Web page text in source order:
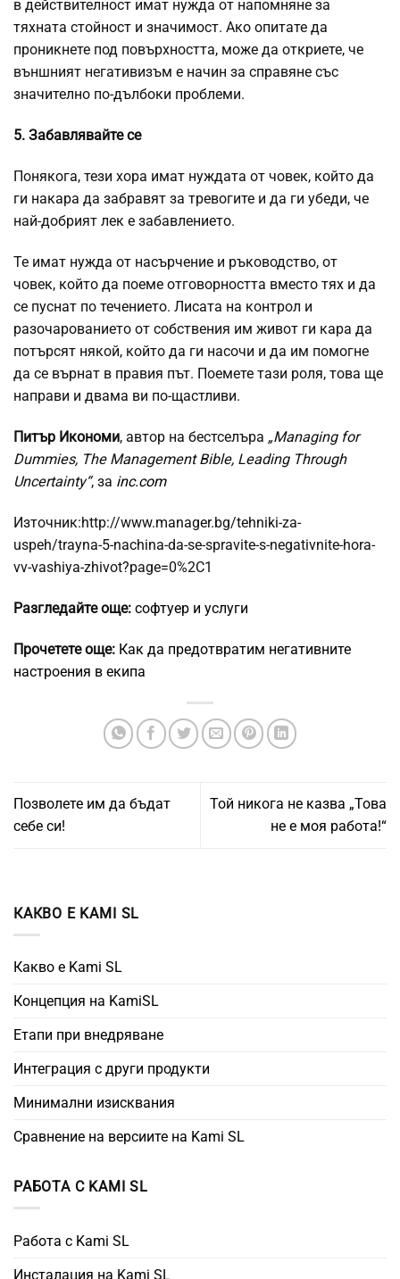
в действителност имат нужда от напомняне за
тяхната стойност и значимост. Ако опитате да
проникнете под повърхността, може да откриете, че
външният негативизъм е начин за справяне със
значително по-дълбоки проблеми.
5. Забавлявайте се
Понякога, тези хора имат нуждата от човек, който да
ги накара да забравят за тревогите и да ги убеди, че
най-добрият лек е забавлението.
Те имат нужда от насърчение и ръководство, от
човек, който да поеме отговорността вместо тях и да
се пуснат по течението. Лисата на контрол и
разочарованието от собствения им живот ги кара да
потърсят някой, който да ги насочи и да им помогне
да се върнат в правия път. Поемете тази роля, това ще
направи и двама ви по-щастливи.
Питър Икономи, автор на бестселъра „Managing for
Dummies, The Management Bible, Leading Through
Uncertainty“, за inc.com
Източник:http://www.manager.bg/tehniki-za-
uspeh/trayna-5-nachina-da-se-spravite-s-negativnite-hora-
vv-vashiya-zhivot?page=0%2C1
Разгледайте още: софтуер и услуги
Прочетете още: Как да предотвратим негативните
настроения в екипа
Позволете им да бъдат
себе си!
Той никога не казва „Това
не е моя работа!“
КАКВО Е KAMI SL
Какво е Kami SL
Концепция на KamiSL
Етапи при внедряване
Интеграция с други продукти
Минимални изисквания
Сравнение на версиите на Kami SL
РАБОТА С KAMI SL
Работа с Kami SL
Инсталация на Kami SL